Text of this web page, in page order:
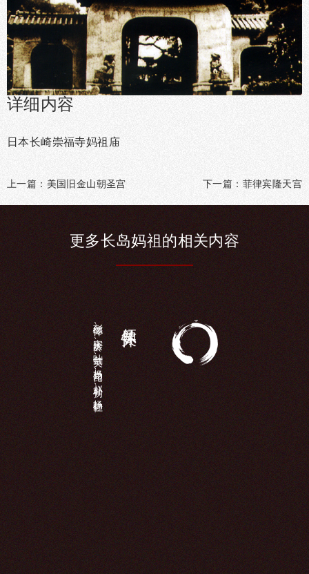
详细内容
日本长崎崇福寺妈祖庙
上一篇： 美国旧金山朝圣宫 下一篇： 菲律宾隆天宫
更多长岛妈祖的相关内容
彭德怀、宋庆龄、叶剑英、杨尚昆、赵朴初、杨静仁...